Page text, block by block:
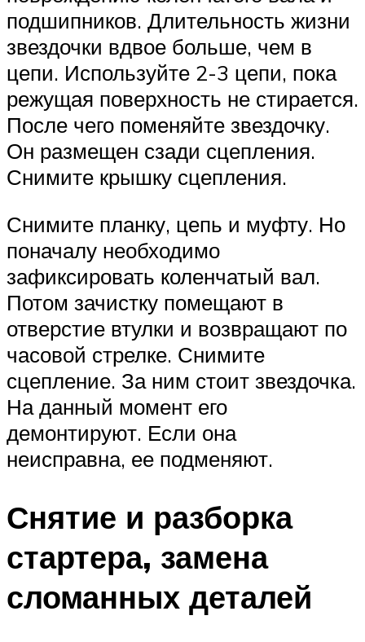
подшипников. Длительность жизни
звездочки вдвое больше, чем в
цепи. Используйте 2-3 цепи, пока
режущая поверхность не стирается.
После чего поменяйте звездочку.
Он размещен сзади сцепления.
Снимите крышку сцепления.
Снимите планку, цепь и муфту. Но
поначалу необходимо
зафиксировать коленчатый вал.
Потом зачистку помещают в
отверстие втулки и возвращают по
часовой стрелке. Снимите
сцепление. За ним стоит звездочка.
На данный момент его
демонтируют. Если она
неисправна, ее подменяют.
Снятие и разборка
стартера, замена
сломанных деталей